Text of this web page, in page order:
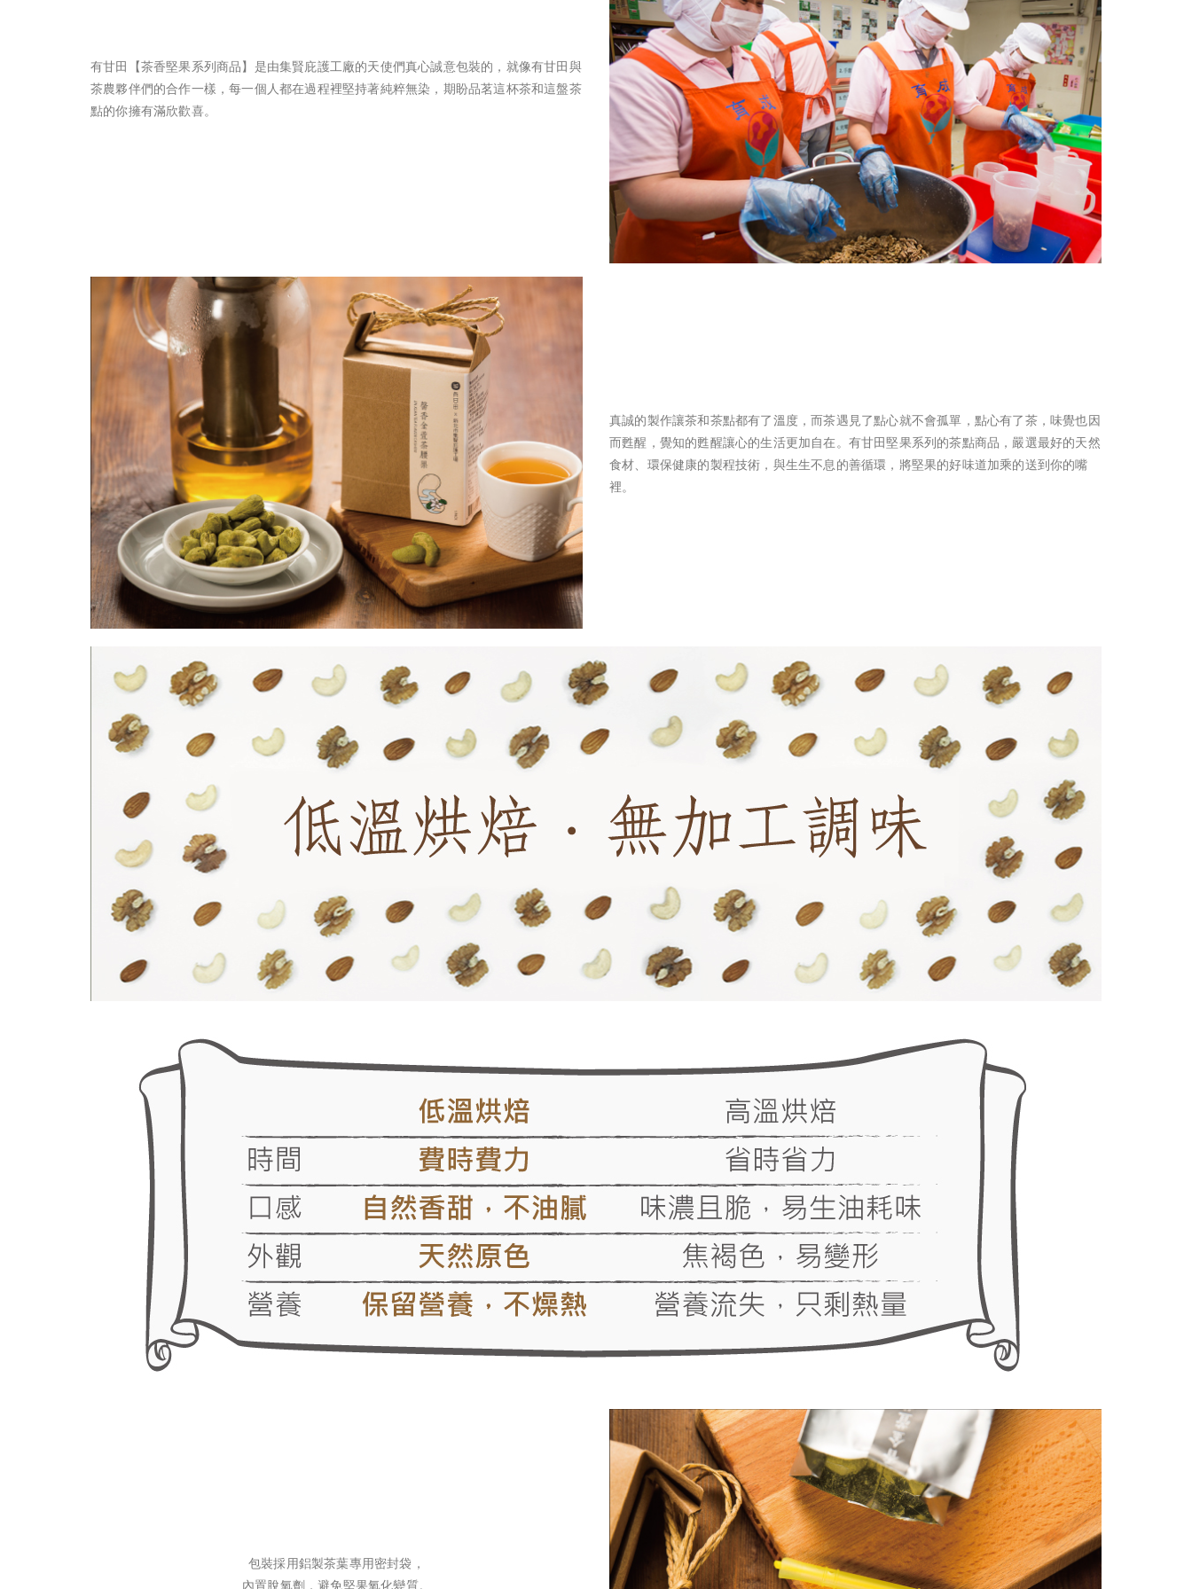
有甘田【茶香堅果系列商品】是由集賢庇護工廠的天使們真心誠意包裝的，就像有甘田與
茶農夥伴們的合作一樣，每一個人都在過程裡堅持著純粹無染，期盼品茗這杯茶和這盤茶
點的你擁有滿欣歡喜。
真誠的製作讓茶和茶點都有了溫度，而茶遇見了點心就不會孤單，點心有了茶，味覺也因
而甦醒，覺知的甦醒讓心的生活更加自在。有甘田堅果系列的茶點商品，嚴選最好的天然
食材、環保健康的製程技術，與生生不息的善循環，將堅果的好味道加乘的送到你的嘴
裡。
包裝採用鋁製茶葉專用密封袋，
內置脫氧劑，避免堅果氧化變質。